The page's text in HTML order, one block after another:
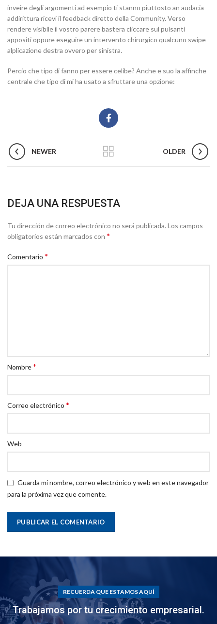
inveire degli argomenti ad esempio ti stanno piuttosto an audacia
addirittura ricevi il feedback diretto della Community. Verso
rendere visibile il vostro parere bastera cliccare sul pulsanti
appositi oppure eseguire un intervento chirurgico qualcuno swipe
alplicazione destra ovvero per sinistra.
Percio che tipo di fanno per essere celibe? Anche e suo la affinche
centrale che tipo di mi ha usato a sfruttare una opzione:
NEWER OLDER
DEJA UNA RESPUESTA
Tu dirección de correo electrónico no será publicada. Los campos
obligatorios están marcados con *
Comentario *
Nombre*
Correo electrónico *
Web
Guarda mi nombre, correo electrónico y web en este navegador
para la próxima vez que comente.
RECUERDA QUE ESTAMOS AQUÍ
Trabajamos por tu crecimiento empresarial.